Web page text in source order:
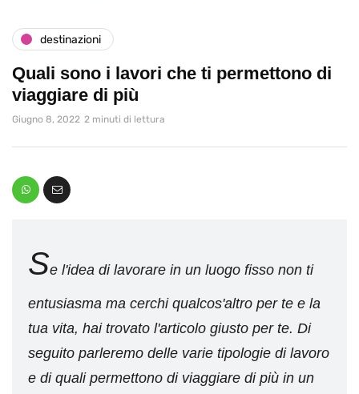
destinazioni
Quali sono i lavori che ti permettono di
viaggiare di più
Giugno 8, 2022 2 minuti di lettura
Se l'idea di lavorare in un luogo fisso non ti
entusiasma ma cerchi qualcos'altro per te e la
tua vita, hai trovato l'articolo giusto per te. Di
seguito parleremo delle varie tipologie di lavoro
e di quali permettono di viaggiare di più in un